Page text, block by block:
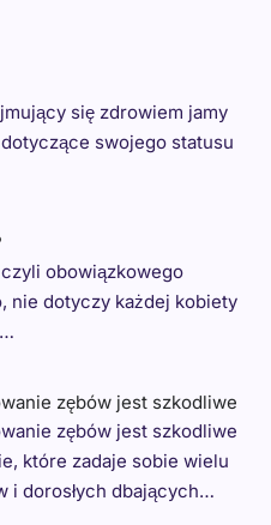
się zdrowiem jamy
swojego statusu
obowiązkowego
nie dotyczy każdej kobiety
zębów jest szkodliwe
zębów jest szkodliwe
które zadaje sobie wielu
i dorosłych dbających…